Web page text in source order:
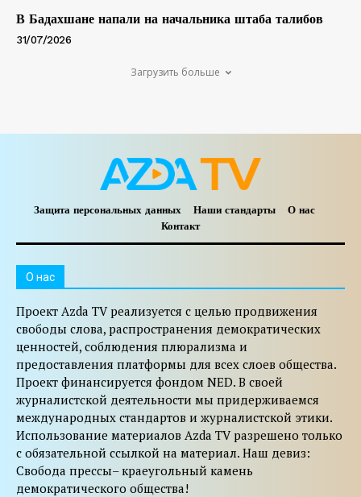
В Бадахшане напали на начальника штаба талибов
31/07/2026
Загрузить больше
Защита персональных данных Наши стандарты
О нас
Контакт
O нас
Проект Azda TV реализуется с целью продвижения
свободы слова, распространения демократических
ценностей, соблюдения плюрализма и
предоставления платформы для всех слоев общества.
Проект финансируется фондом NED. В своей
журналистской деятельности мы придерживаемся
международных стандартов и журналистской этики.
Использование материалов Azda TV разрешено только
с обязательной ссылкой на материал. Наш девиз:
Свобода прессы– краеугольный камень
демократического общества!